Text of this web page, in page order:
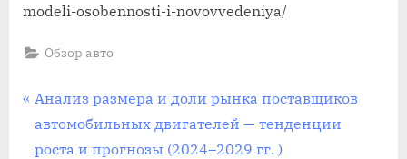
modeli-osobennosti-i-novovvedeniya/
Обзор авто
Навигация
по
П
р
е
Анализ размера и доли рынка поставщиков
автомобильных двигателей — тенденции
роста и прогнозы (2024–2029 гг. )